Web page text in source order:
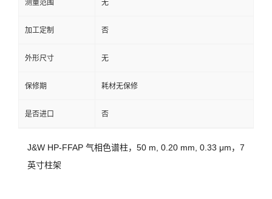
测量范围 无
加工定制 否
外形尺寸 无
保修期 耗材无保修
是否进口 否
J&W HP-FFAP 气相色谱柱，50 m, 0.20 mm, 0.33 μm，7
英寸柱架